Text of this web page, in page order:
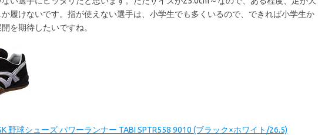
履けないです。指が使えない選手は、小学生でも多くいるので、できれば小学生か
を期待したいですね。
野球シューズ パワーランナー TABI SPTR558 9010 (ブラック×ホワイト/26.5)